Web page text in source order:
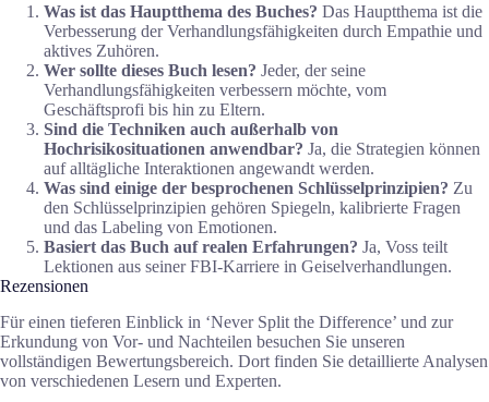
Was ist das Hauptthema des Buches? Das Hauptthema ist die
Verbesserung der Verhandlungsfähigkeiten durch Empathie und
aktives Zuhören.
Wer sollte dieses Buch lesen? Jeder, der seine
Verhandlungsfähigkeiten verbessern möchte, vom
Geschäftsprofi bis hin zu Eltern.
Sind die Techniken auch außerhalb von
Hochrisikosituationen anwendbar? Ja, die Strategien können
auf alltägliche Interaktionen angewandt werden.
Was sind einige der besprochenen Schlüsselprinzipien? Zu
den Schlüsselprinzipien gehören Spiegeln, kalibrierte Fragen
und das Labeling von Emotionen.
Basiert das Buch auf realen Erfahrungen? Ja, Voss teilt
Lektionen aus seiner FBI-Karriere in Geiselverhandlungen.
Rezensionen
Für einen tieferen Einblick in ‘Never Split the Difference’ und zur
Erkundung von Vor- und Nachteilen besuchen Sie unseren
vollständigen Bewertungsbereich. Dort finden Sie detaillierte Analysen
von verschiedenen Lesern und Experten.